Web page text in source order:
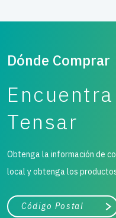
Dónde Comprar
Tensar
Obtenga la información de
local y obtenga los
Ciudad, estado o código postal